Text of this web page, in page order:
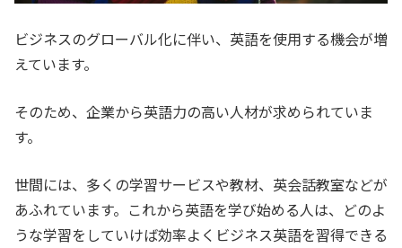
ビジネスのグローバル化に伴い、英語を使用する機会が増
えています。
そのため、企業から英語力の高い人材が求められていま
す。
世間には、多くの学習サービスや教材、英会話教室などが
あふれています。これから英語を学び始める人は、どのよ
うな学習をしていけば効率よくビジネス英語を習得できる